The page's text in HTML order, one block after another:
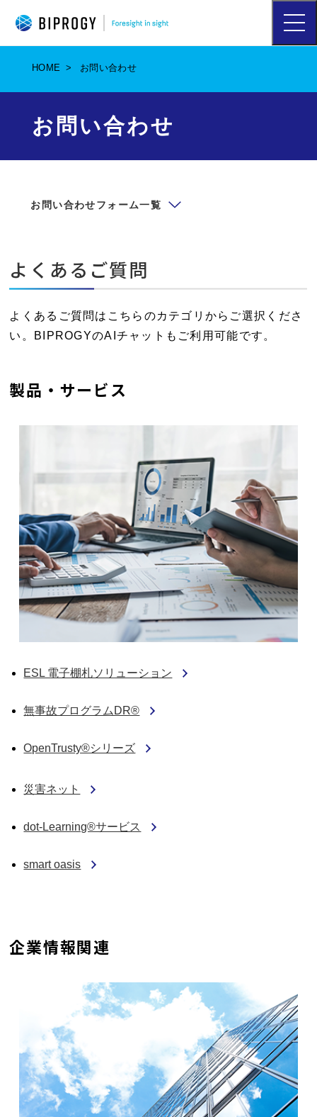
ハ
ン
ー
HOME お問い合わせ
お問い合わせ
お問い合わせフォーム一覧
よくあるご質問
よくあるご質問はこちらのカテゴリからご選択くださ
い。BIPROGYのAIチャットもご利用可能です。
製品・サービス
ESL 電子棚札ソリューション
無事故プログラムDR®
OpenTrusty®シリーズ
災害ネット
dot-Learning®サービス
smart oasis
企業情報関連